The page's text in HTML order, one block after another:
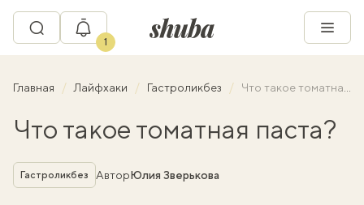
1
Главная Лайфхаки Гастроликбез Что такое томатная паста?
Что такое томатная паста?
Рубрика
Гастроликбез АвторЮлия Зверькова